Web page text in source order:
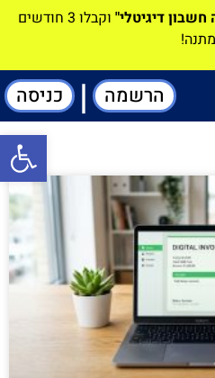
חשבון דיגיטלי"
וקבלו 3 חודשים
הרשמה | כניסה
פתח